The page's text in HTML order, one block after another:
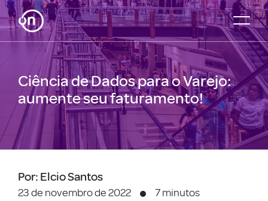
Ciência de Dados para o Varejo:
aumente seu faturamento!
Por: Elcio Santos
23 de novembro de 2022 7 minutos